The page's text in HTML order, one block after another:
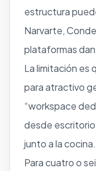
estructura
Narvarte,
plataformas
La limitación es
para atractivo
“workspace
desde escritorio
junto a la
Para cuatro o